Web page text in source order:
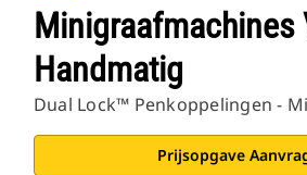
Minigraafmachines
Handmatig
Dual Lock™ Penkoppelingen -
Prijsopgave